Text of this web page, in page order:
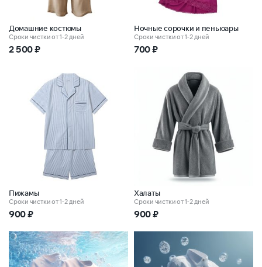
Домашние костюмы
Сроки чистки от 1-2 дней
2 500₽
Ночные сорочки и пеньюары
Сроки чистки от 1-2 дней
700₽
Пижамы
Сроки чистки от 1-2 дней
900₽
Халаты
Сроки чистки от 1-2 дней
900₽